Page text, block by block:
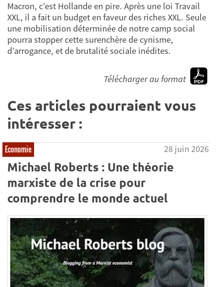
Macron, c’est Hollande en pire. Après une loi Travail
XXL, il a fait un budget en faveur des riches XXL. Seule
une mobilisation déterminée de notre camp social
pourra stopper cette surenchère de cynisme,
d’arrogance, et de brutalité sociale inédites.
Télécharger au format
Ces articles pourraient vous
intéresser :
Economie 28 juin 2026
Michael Roberts : Une théorie
marxiste de la crise pour
comprendre le monde actuel